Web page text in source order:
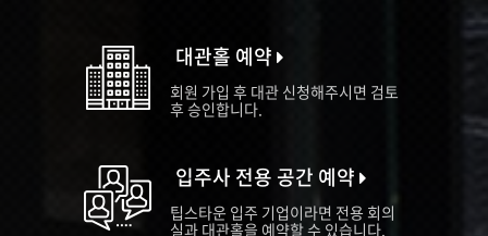
대관홀 예약
회원 가입 후 대관 신청해주시면 검토
후 승인합니다.
입주사 전용 공간 예약
팁스타운 입주 기업이라면 전용 회의
실과 대관홀을 예약할 수 있습니다.